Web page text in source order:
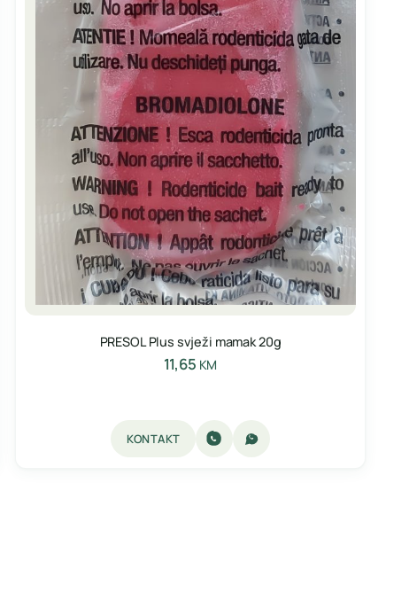
PRESOL Plus svježi mamak 20g
11,65 KM
KONTAKT